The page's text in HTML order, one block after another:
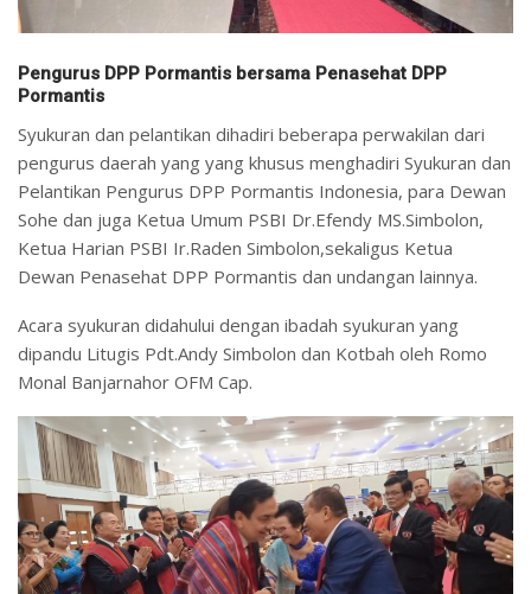
Pengurus DPP Pormantis bersama Penasehat DPP
Pormantis
Syukuran dan pelantikan dihadiri beberapa perwakilan dari
pengurus daerah yang yang khusus menghadiri Syukuran dan
Pelantikan Pengurus DPP Pormantis Indonesia, para Dewan
Sohe dan juga Ketua Umum PSBI Dr.Efendy MS.Simbolon,
Ketua Harian PSBI Ir.Raden Simbolon,sekaligus Ketua
Dewan Penasehat DPP Pormantis dan undangan lainnya.
Acara syukuran didahului dengan ibadah syukuran yang
dipandu Litugis Pdt.Andy Simbolon dan Kotbah oleh Romo
Monal Banjarnahor OFM Cap.